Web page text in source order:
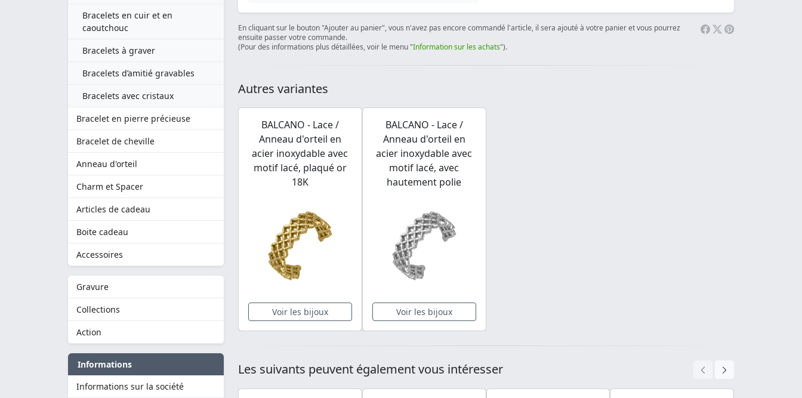
Bracelets en cuir et en
caoutchouc
Bracelets à graver
Bracelets d’amitié gravables
Bracelets avec cristaux
Bracelet en pierre précieuse
Bracelet de cheville
Anneau d'orteil
Charm et Spacer
Articles de cadeau
Boite cadeau
Accessoires
Gravure
Collections
Action
Informations
Informations sur la société
En cliquant sur le bouton "Ajouter au panier", vous n'avez pas encore commandé l'article, il sera ajouté à votre panier et vous pourrez
ensuite passer votre commande.
(Pour des informations plus détaillées, voir le menu "Information sur les achats").
Autres variantes
BALCANO - Lace /
Anneau d'orteil en
acier inoxydable avec
motif lacé, plaqué or
18K
Voir les bijoux
BALCANO - Lace /
Anneau d'orteil en
acier inoxydable avec
motif lacé, avec
hautement polie
Voir les bijoux
Les suivants peuvent également vous intéresser